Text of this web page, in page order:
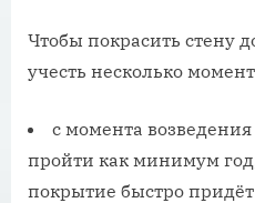
Чтобы покрасить стену
учесть несколько
с момента
пройти как минимум
покрытие быстро